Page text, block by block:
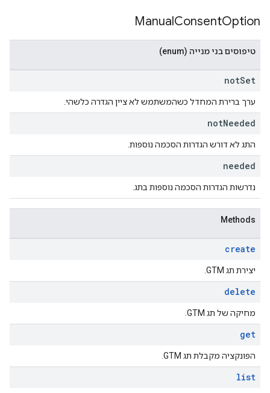
ManualConsentOption
טיפוסים בני מנייה (enum)
notSet
ערך ברירת המחדל כשהמשתמש לא ציין הגדרה כלשהי.
notNeeded
התג לא דורש הגדרות הסכמה נוספות.
needed
נדרשות הגדרות הסכמה נוספות בתג.
Methods
create
יצירת תג GTM.
delete
מחיקה של תג GTM.
get
הפונקציה מקבלת תג GTM.
list